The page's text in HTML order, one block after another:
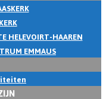
HELEVOIRT-HAAREN
EMMAUS